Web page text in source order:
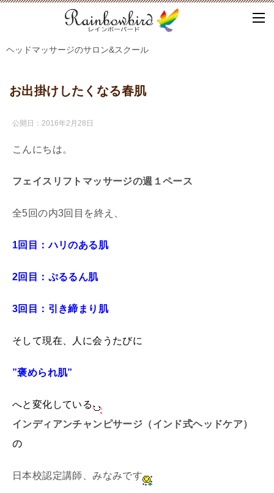
ヘッドマッサージのサロン&スクール
お出掛けしたくなる春肌
公開日： 2016年2月28日
こんにちは。
フェイスリフトマッサージの週１ペース
全5回の内3回目を終え、
1回目：ハリのある肌
2回目：ぷるるん肌
3回目：引き締まり肌
そして現在、 人に会うたびに
”褒められ肌”
へと変化している
インディアンチャンピサージ（インド式ヘッドケア）
の
日本校認定講師、みなみです